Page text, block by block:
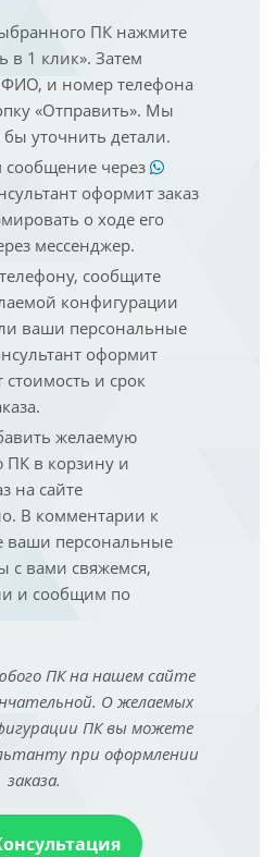
ПК нажмите
в 1 клик». Затем
и номер телефона
«Отправить». Мы
уточнить детали.
через
оформит заказ
о ходе его
мессенджер.
сообщите
конфигурации
ваши персональные
оформит
стоимость и срок
желаемую
ПК в корзину и
на сайте
В комментарии к
ваши персональные
с вами свяжемся,
и сообщим по
ПК на нашем сайте
О желаемых
ПК вы можете
при оформлении
заказа.